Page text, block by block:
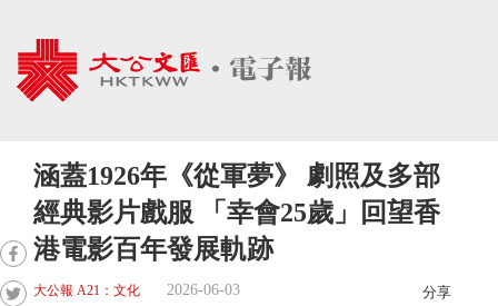
涵蓋1926年《從軍夢》 劇照及多部
經典影片戲服 「幸會25歲」回望香
港電影百年發展軌跡
大公報 A21：文化 2026-06-03 分享